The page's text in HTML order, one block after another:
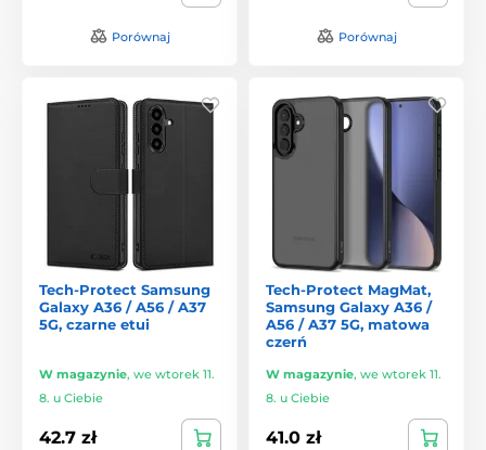
Porównaj Porównaj
Tech-Protect Samsung
Galaxy A36 / A56 / A37
5G, czarne etui
W magazynie, we wtorek 11.
8. u Ciebie
42.7 zł
Tech-Protect MagMat,
Samsung Galaxy A36 /
A56 / A37 5G, matowa
czerń
W magazynie, we wtorek 11.
8. u Ciebie
41.0 zł